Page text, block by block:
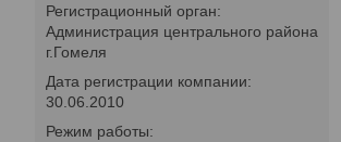
Регистрационный орган:
Администрация центрального района
г.Гомеля
Дата регистрации компании:
30.06.2010
Режим работы: